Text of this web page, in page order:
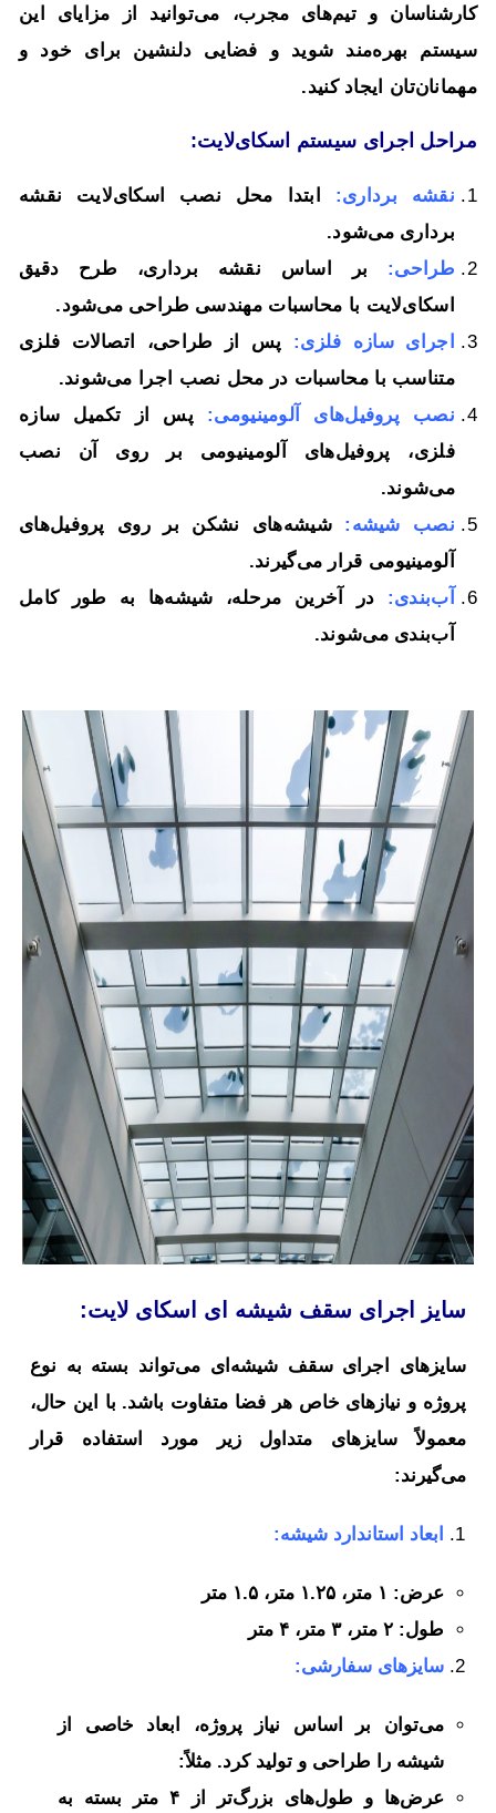
کارشناسان و تیم‌های مجرب، می‌توانید از مزایای این
سیستم بهره‌مند شوید و فضایی دلنشین برای خود و
مهمانان‌تان ایجاد کنید.
مراحل اجرای سیستم اسکاى‌لایت:
نقشه برداری: ابتدا محل نصب اسکاى‌لایت نقشه
برداری می‌شود.
طراحی: بر اساس نقشه برداری، طرح دقیق
اسکاى‌لایت با محاسبات مهندسی طراحی می‌شود.
اجرای سازه فلزی: پس از طراحی، اتصالات فلزی
متناسب با محاسبات در محل نصب اجرا می‌شوند.
نصب پروفیل‌های آلومینیومی: پس از تکمیل سازه
فلزی، پروفیل‌های آلومینیومی بر روی آن نصب
می‌شوند.
نصب شیشه: شیشه‌های نشکن بر روی پروفیل‌های
آلومینیومی قرار می‌گیرند.
آب‌بندی: در آخرین مرحله، شیشه‌ها به طور کامل
آب‌بندی می‌شوند.
سایز اجرای سقف شیشه ای اسکای لایت:
سایزهای اجرای سقف شیشه‌ای می‌تواند بسته به نوع
پروژه و نیازهای خاص هر فضا متفاوت باشد. با این حال،
معمولاً سایزهای متداول زیر مورد استفاده قرار
می‌گیرند:
ابعاد استاندارد شیشه:
عرض: ۱ متر، ۱.۲۵ متر، ۱.۵ متر
طول: ۲ متر، ۳ متر، ۴ متر
سایزهای سفارشی:
می‌توان بر اساس نیاز پروژه، ابعاد خاصی از
شیشه را طراحی و تولید کرد. مثلاً:
عرض‌ها و طول‌های بزرگ‌تر از ۴ متر بسته به